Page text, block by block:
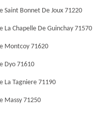
Saint Bonnet De Joux 71220
Chapelle De Guinchay 71570
Montcoy 71620
Dyo 71610
La Tagniere 71190
Massy 71250